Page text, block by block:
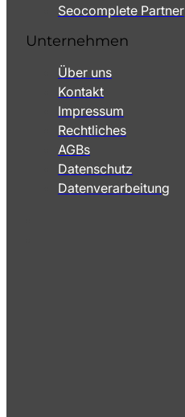
Seocomplete Partner
Unternehmen
Über uns
Kontakt
Impressum
Rechtliches
AGBs
Datenschutz
Datenverarbeitung